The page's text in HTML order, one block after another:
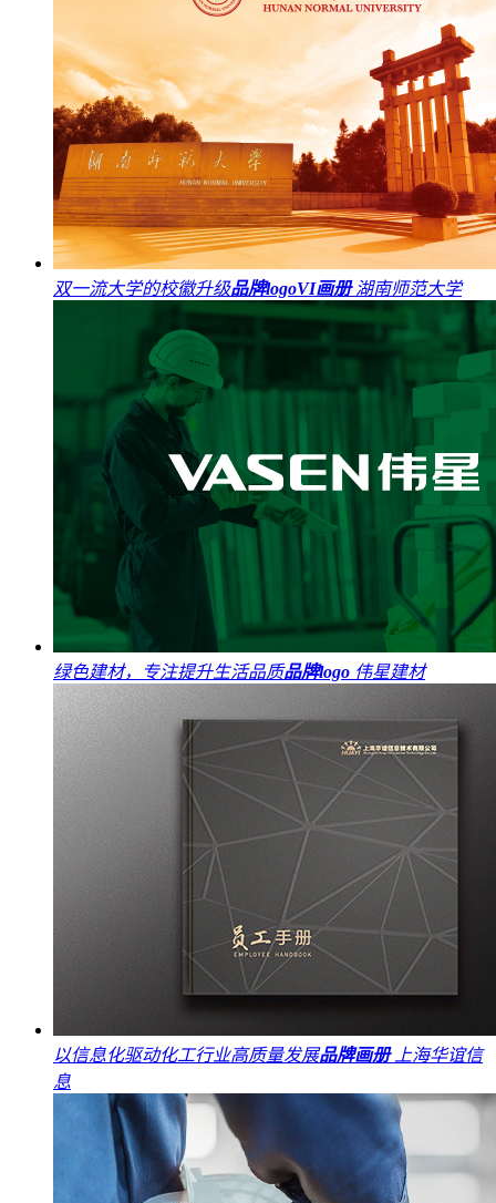
双一流大学的校徽升级品牌logoVI画册 湖南师范大学
绿色建材，专注提升生活品质品牌logo 伟星建材
以信息化驱动化工行业高质量发展品牌画册
上海华谊信
息